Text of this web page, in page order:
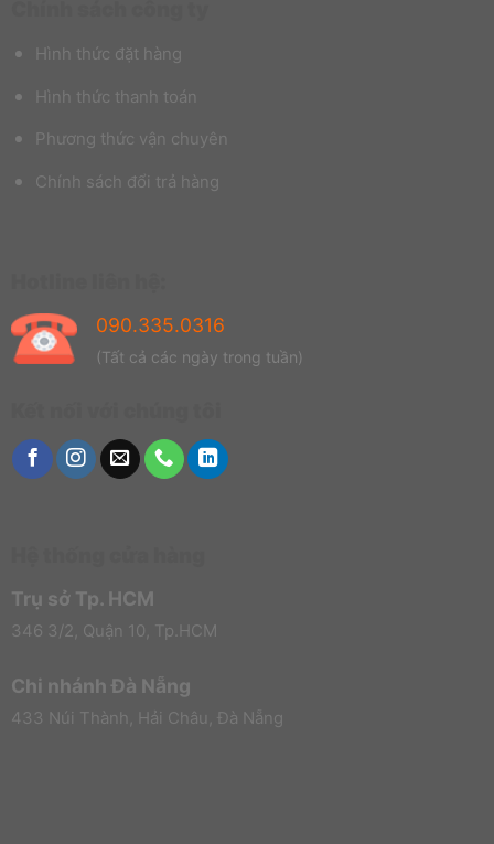
Hình thức đặt hàng
Hình thức thanh toán
Phương thức vận chuyên
Chính sách đổi trả hàng
090.335.0316
(Tất cả các ngày trong tuần)
Trụ sở Tp. HCM
346 3/2, Quận 10, Tp.HCM
Chi nhánh Đà Nẵng
433 Núi Thành, Hải Châu, Đà Nẵng